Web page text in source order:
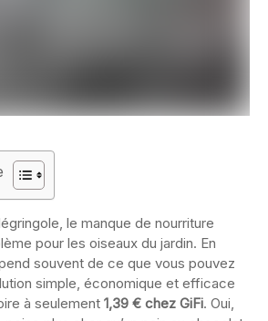
le manque de nourriture
pour les oiseaux du jardin. En
souvent de ce que vous pouvez
simple, économique et efficace
à seulement 1,39 € chez GiFi. Oui,